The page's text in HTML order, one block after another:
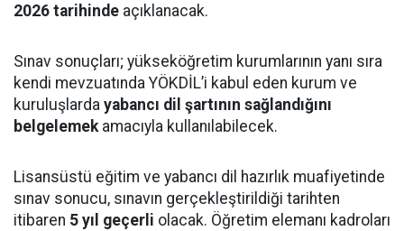
2026 tarihinde açıklanacak.
Sınav sonuçları; yükseköğretim kurumlarının yanı sıra
kendi mevzuatında YÖKDİL’i kabul eden kurum ve
kuruluşlarda yabancı dil şartının sağlandığını
belgelemekamacıyla kullanılabilecek.
Lisansüstü eğitim ve yabancı dil hazırlık muafiyetinde
sınav sonucu, sınavın gerçekleştirildiği tarihten
itibaren 5 yıl geçerli olacak. Öğretim elemanı kadroları